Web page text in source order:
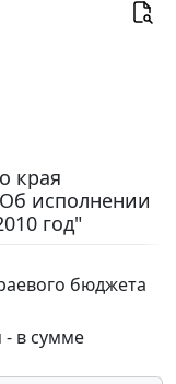
края
исполнении
год"
бюджета
- в сумме